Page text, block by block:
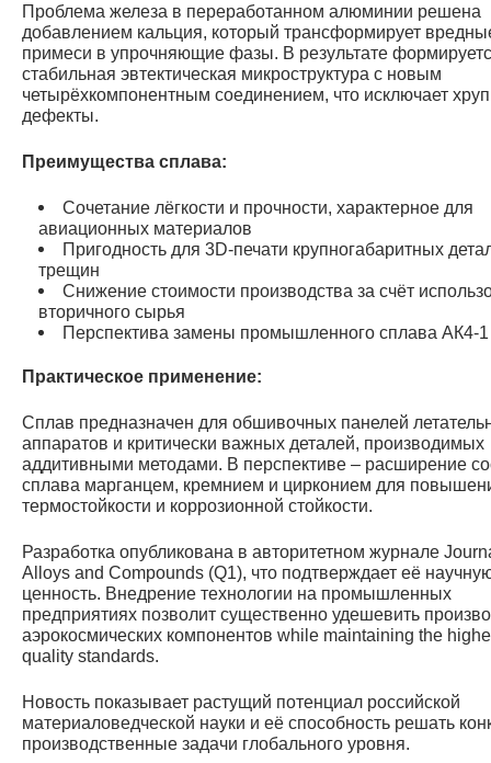
Проблема железа в переработанном алюминии решена
добавлением кальция, который трансформирует
примеси в упрочняющие фазы. В результате
стабильная эвтектическая микроструктура с новым
четырёхкомпонентным соединением, что исключает
дефекты.
Преимущества сплава:
Сочетание лёгкости и прочности, характерное для
авиационных материалов
Пригодность для 3D-печати крупногабаритных
трещин
Снижение стоимости производства за счёт
вторичного сырья
Перспектива замены промышленного сплава АК4-
Практическое применение:
Сплав предназначен для обшивочных панелей
аппаратов и критически важных деталей, производимых
аддитивными методами. В перспективе – расширение
сплава марганцем, кремнием и цирконием для
термостойкости и коррозионной стойкости.
Разработка опубликована в авторитетном журнале
Alloys and Compounds (Q1), что подтверждает её
ценность. Внедрение технологии на промышленных
предприятиях позволит существенно удешевить
аэрокосмических компонентов while maintaining the
quality standards.
Новость показывает растущий потенциал российской
материаловедческой науки и её способность решать
производственные задачи глобального уровня.